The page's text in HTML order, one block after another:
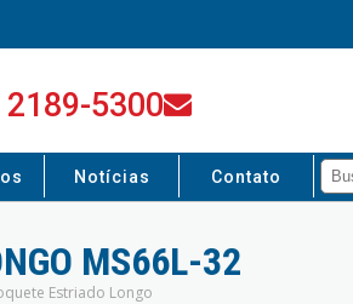
2189-5300
Notícias Contato
MS66L-32
Estriado Longo